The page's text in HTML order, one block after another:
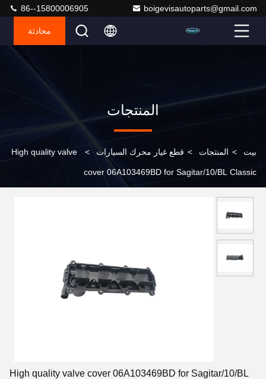
boigevisautoparts@gmail.com
86--15800006905
محادثة
المنتجات
بيت > المنتجات > قطع غيار محرك السيارات >
High quality valve
cover 06A103469BD for Sagitar/10/BL Classic
High quality valve cover 06A103469BD for Sagitar/10/BL